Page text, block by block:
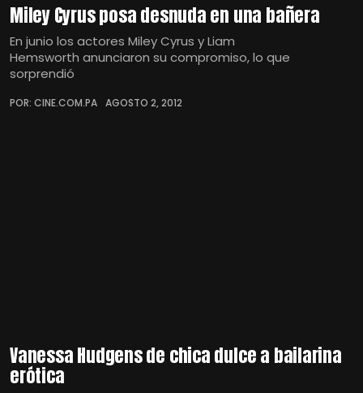
Miley Cyrus posa desnuda en una bañera
En junio los actores Miley Cyrus y Liam
Hemsworth anunciaron su compromiso, lo que
sorprendió
POR: CINE.COM.PA AGOSTO 2, 2012
Vanessa Hudgens de chica dulce a bailarina
erótica